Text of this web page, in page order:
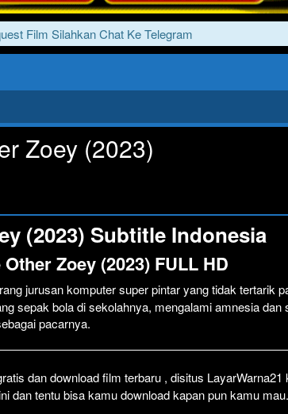
Film Silahkan Chat Ke Telegram
Lewati
Click To
Zoey (2023)
(2023) Subtitle Indonesia
Zoey (2023) FULL HD
jurusan komputer super pintar yang tidak tertarik
sepak bola di sekolahnya, mengalami amnesia dan
pacarnya.
dan download film terbaru , disitus LayarWarna21
dan tentu bisa kamu download kapan pun kamu mau.